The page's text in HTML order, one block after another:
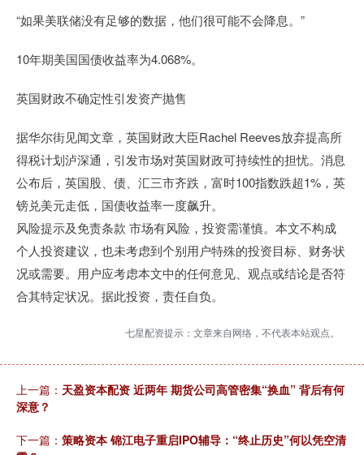
“如果美联储没有足够的数据，他们很可能不会降息。”
10年期美国国债收益率为4.068%。
英国财政不确定性引发资产抛售
据华尔街见闻文章，英国财政大臣Rachel Reeves放弃提高所
得税计划泸深通，引发市场对英国财政可持续性的担忧。消息
公布后，英国股、债、汇三市齐跌，富时100指数跌超1%，英
镑兑美元走低，国债收益率一度飙升。
风险提示及免责条款 市场有风险，投资需谨慎。本文不构成
个人投资建议，也未考虑到个别用户特殊的投资目标、财务状
况或需要。用户应考虑本文中的任何意见、观点或结论是否符
合其特定状况。据此投资，责任自负。
七星配资提示：文章来自网络，不代表本站观点。
上一篇： 天盈资本配资 近两年 期货公司高管密集“换血” 背后有何
深意？
下一篇： 策略资本 锦江电子重启IPO辅导：“终止历史”何以凭空清